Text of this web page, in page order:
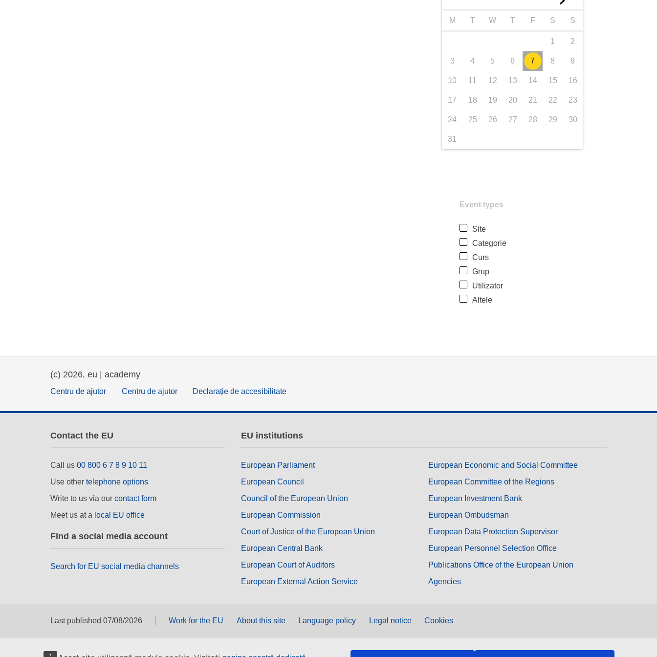
M T W T F S S
1 2
3 4 5 6 7 8 9
10 11 12 13 14 15 16
17 18 19 20 21 22 23
24 25 26 27 28 29 30
31
Event types
Site
Categorie
Curs
Grup
Utilizator
Altele
(c) 2026, eu | academy
Centru de ajutor Centru de ajutor Declarație de accesibilitate
Contact the EU
Call us 00 800 6 7 8 9 10 11
Use other telephone options
Write to us via our contact form
Meet us at a local EU office
Find a social media account
Search for EU social media channels
EU institutions
European Parliament
European Council
Council of the European Union
European Commission
Court of Justice of the European Union
European Central Bank
European Court of Auditors
European External Action Service
European Economic and Social Committee
European Committee of the Regions
European Investment Bank
European Ombudsman
European Data Protection Supervisor
European Personnel Selection Office
Publications Office of the European Union
Agencies
Last published 07/08/2026 Work for the EU About this site Language policy Legal notice Cookies